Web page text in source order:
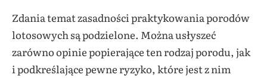
Zdania temat zasadności praktykowania porodów
lotosowych są podzielone. Można usłyszeć
zarówno opinie popierające ten rodzaj porodu, jak
i podkreślające pewne ryzyko, które jest z nim